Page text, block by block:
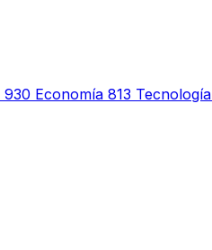
930 Economía 813 Tecnología